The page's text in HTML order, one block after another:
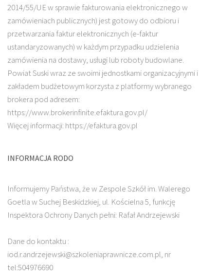
2014/55/UE w sprawie fakturowania elektronicznego w
zamówieniach publicznych) jest gotowy do odbioru i
przetwarzania faktur elektronicznych (e-faktur
ustandaryzowanych) w każdym przypadku udzielenia
zamówienia na dostawy, usługi lub roboty budowlane.
Powiat Suski wraz ze swoimi jednostkami organizacyjnymi i
zakładem budżetowym korzysta z platformy wybranego
brokera pod adresem:
https://www.brokerinfinite.efaktura.gov.pl/
Więcej informacji: https://efaktura.gov.pl
INFORMACJA RODO
Informujemy Państwa, że w Zespole Szkół im. Walerego
Goetla w Suchej Beskidzkiej, ul. Kościelna 5, funkcję
Inspektora Ochrony Danych pełni: Rafał Andrzejewski
Dane do kontaktu :
iod.r.andrzejewski@szkoleniaprawnicze.com.pl, nr
tel:504976690